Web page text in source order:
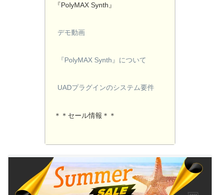
『PolyMAX Synth』
デモ動画
『PolyMAX Synth』について
UADプラグインのシステム要件
＊＊セール情報＊＊